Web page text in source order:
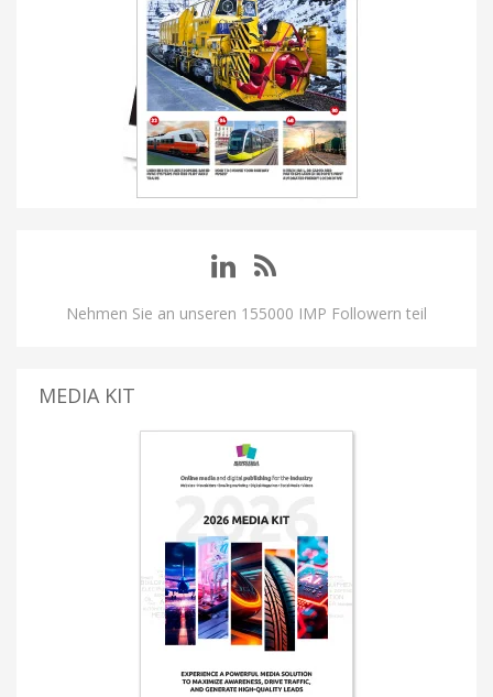
Nehmen Sie an unseren 155000 IMP Followern teil
MEDIA KIT